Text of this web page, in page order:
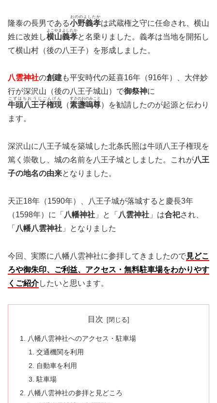
隆泰の長男である小野義孝
おののよしたか
は武蔵権之守に任命され、横山
姓に改姓し横山義孝
よこやまよしたか
と名乗りました。義孝は当地を開拓し
て横山村（後の八王子）を形成しました。
八雲神社の創建も平安時代の延喜16年（916年）、大伴妙
行が深沢山（後の八王子城山）で御祭神に
牛頭八王子権現
ごずはちおうじごんげん
（素盞嗚尊
すさのおのみこと
）を勧請したのが起源と伝わり
ます。
深沢山に八王子城を築城した北条氏照は牛頭八王子権現を
篤く崇敬し、城の名前を八王子城としました。これが八王
子の地名の由来となりました。
天正18年（1590年）、八王子城が落城すると慶長3年
（1598年）に「 八幡神社 」と「 八雲神社 」は合祀され、
「 八幡八雲神社 」となりました
今回、実際に八幡八雲神社に参拝してきましたので見どこ
ろや御朱印、ご利益、アクセス・無料駐車場をわかりやす
くご紹介したいと思います。
目次
八幡八雲神社へのアクセス・駐車場
交通機関を利用
自動車を利用
駐車場
八幡八雲神社の参拝と見どころ